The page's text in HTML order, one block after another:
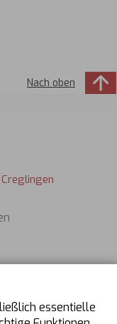
Nach oben
essentielle